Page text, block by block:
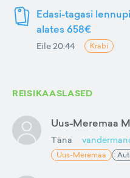
Edasi-tagasi
alates 658€
Eile 20:44 Krabi
REISIKAASLASED
Uus-Meremaa
Täna
Uus-Meremaa